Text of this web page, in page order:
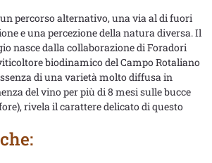
percorso alternativo, una via al di fuori
e una percezione della natura diversa. Il
nasce dalla collaborazione di Foradori
biodinamico del Campo Rotaliano
di una varietà molto diffusa in
del vino per più di 8 mesi sulle bucce
rivela il carattere delicato di questo